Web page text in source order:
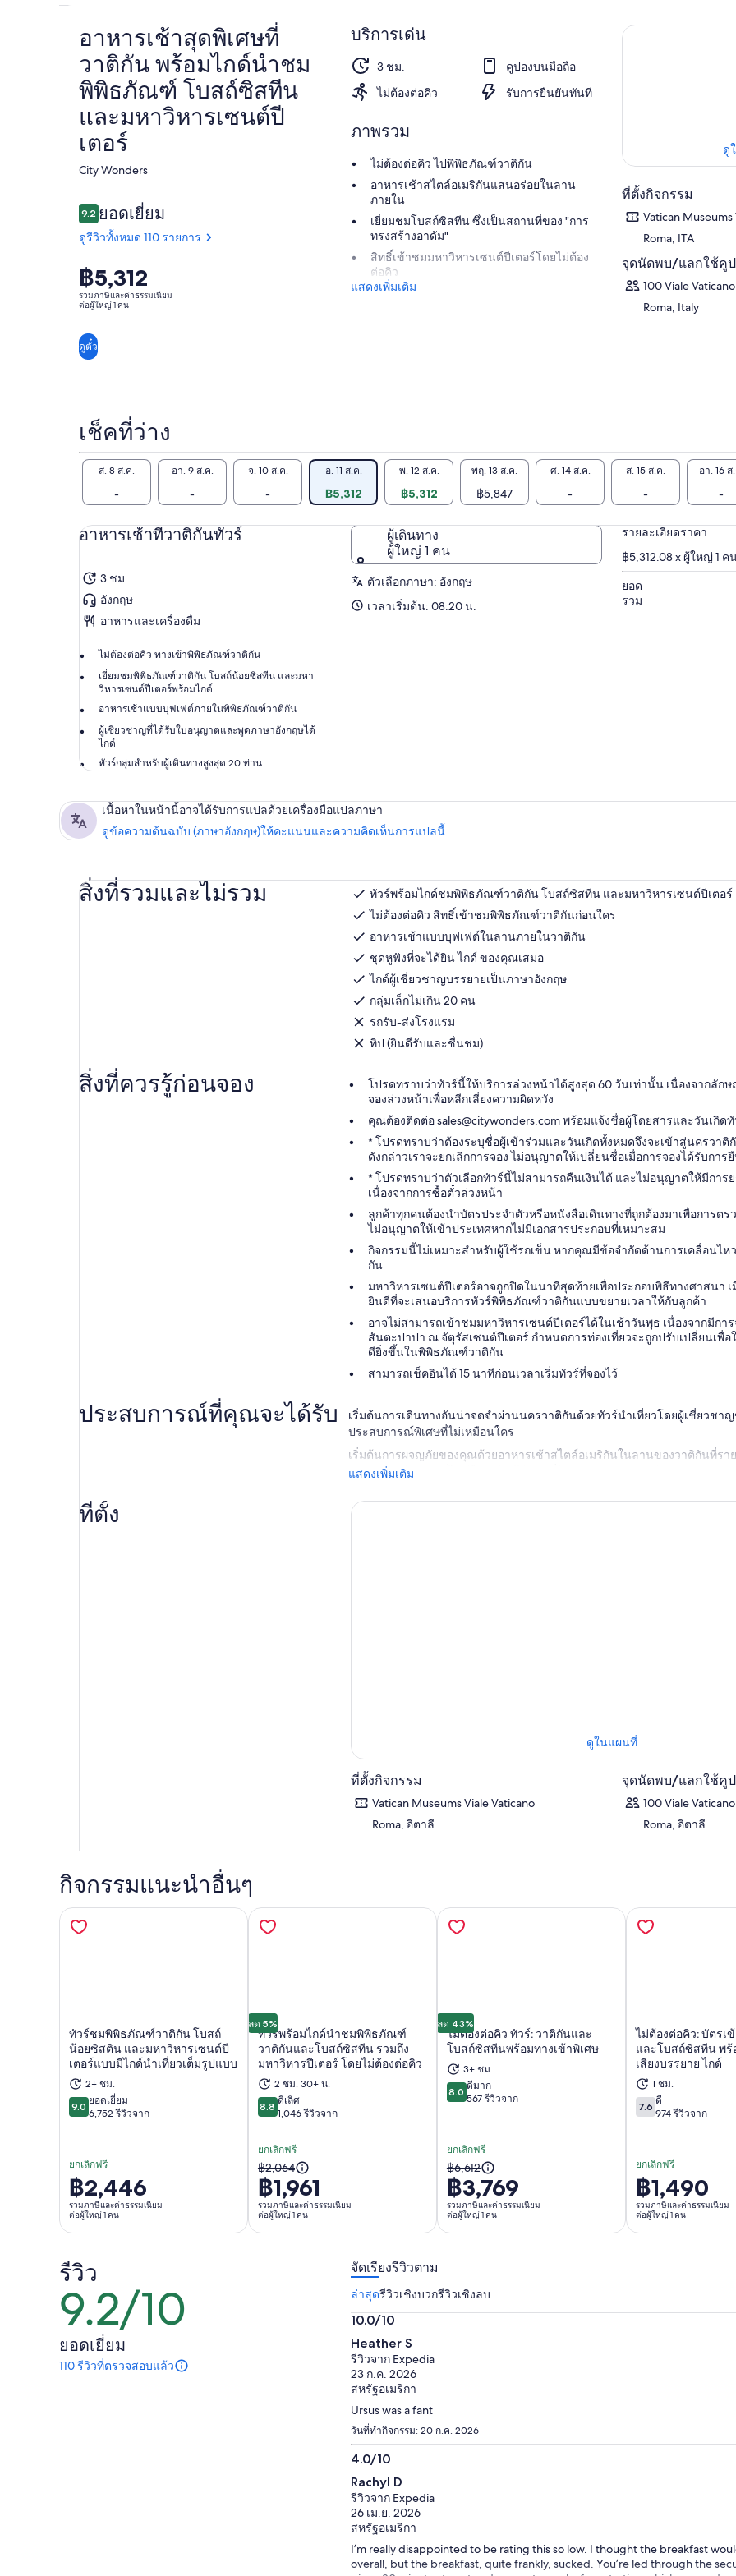
อาหารเช้าสุดพิเศษที่
วาติกัน พร้อมไกด์นำชม
พิพิธภัณฑ์ โบสถ์ซิสทีน
และมหาวิหารเซนต์ปี
เตอร์
City Wonders​
รีวิว
9.29.2 จาก 10
ยอดเยี่ยม
ดูรีวิวทั้งหมด 110 รายการ
9.29.2 จาก 10
ยอด
เยี่ยม
ทั้งหมด
110
รีวิว
ราคา
อยู่
฿5,312
ต่อ
฿5,312
รวมภาษีและค่าธรรมเนียม
ต่อผู้ใหญ่ 1 คน
ดูตั๋ว
บริการเด่น
3 ชม.
คูปองบนมือถือ
ไม่ต้องต่อคิว
รับการยืนยันทันที
ภาพรวม
ไม่ต้องต่อคิว ไปพิพิธภัณฑ์วาติกัน
อาหารเช้าสไตล์อเมริกันแสนอร่อยในลาน
ภายใน
เยี่ยมชมโบสถ์ซิสทีน ซึ่งเป็นสถานที่ของ "การ
ทรงสร้างอาดัม"
สิทธิ์เข้าชมมหาวิหารเซนต์ปีเตอร์โดยไม่ต้อง
ต่อคิว
แสดงเพิ่มเติม
ดู
ที่ตั้งกิจกรรม
Vatican Museums
Roma, ITA
จุดนัดพบ/แลกใช้คู
100 Viale Vaticano
Roma, Italy
เช็คที่ว่าง
ส. 8 ส.ค.
-
อา. 9 ส.ค.
-
จ. 10 ส.ค.
-
อ. 11 ส.ค.
฿5,312
พ. 12 ส.ค.
฿5,312
พฤ. 13 ส.ค.
฿5,847
ศ. 14 ส.ค.
-
ส. 15 ส.ค.
-
อา. 16 ส
-
อาหารเช้าที่วาติกันทัวร์
3 ชม.
อังกฤษ
อาหารและเครื่องดื่ม
ไม่ต้องต่อคิว ทางเข้าพิพิธภัณฑ์วาติกัน
เยี่ยมชมพิพิธภัณฑ์วาติกัน โบสถ์น้อยซิสทีน และมหา
วิหารเซนต์ปีเตอร์พร้อมไกด์
อาหารเช้าแบบบุฟเฟต์ภายในพิพิธภัณฑ์วาติกัน
ผู้เชี่ยวชาญที่ได้รับใบอนุญาตและพูดภาษาอังกฤษได้
ไกด์
ทัวร์กลุ่มสำหรับผู้เดินทางสูงสุด 20 ท่าน
ผู้เดินทาง
ผู้ใหญ่ 1 คน
ตัวเลือกภาษา: อังกฤษ
เวลาเริ่มต้น: 08:20 น.
รายละเอียดราคา
฿5,312.08 x ผู้ใหญ่ 1 ค
ยอด
รวม
เนื้อหาในหน้านี้อาจได้รับการแปลด้วยเครื่องมือแปลภาษา
ดูข้อความต้นฉบับ (ภาษาอังกฤษ)ให้คะแนนและความคิดเห็นการแปลนี้เปิด
ใน
สิ่งที่รวมและไม่รวม
ทัวร์พร้อมไกด์ชมพิพิธภัณฑ์วาติกัน โบสถ์ซิสทีน และมหาวิหารเซนต์ปีเตอร์
ไม่ต้องต่อคิว สิทธิ์เข้าชมพิพิธภัณฑ์วาติกันก่อนใคร
อาหารเช้าแบบบุฟเฟต์ในลานภายในวาติกัน
ชุดหูฟังที่จะได้ยิน ไกด์ ของคุณเสมอ
ไกด์ผู้เชี่ยวชาญบรรยายเป็นภาษาอังกฤษ
กลุ่มเล็กไม่เกิน 20 คน
รถรับ-ส่งโรงแรม
ทิป (ยินดีรับและชื่นชม)
สิ่งที่ควรรู้ก่อนจอง
โปรดทราบว่าทัวร์นี้ให้บริการล่วงหน้าได้สูงสุด 60 วันเท่านั้น เนื่องจากลัก
จองล่วงหน้าเพื่อหลีกเลี่ยงความผิดหวัง
คุณต้องติดต่อ sales@citywonders.com พร้อมแจ้งชื่อผู้โดยสารและวันเกิด
* โปรดทราบว่าต้องระบุชื่อผู้เข้าร่วมและวันเกิดทั้งหมดจึงจะเข้าสู่นครวาติ
ดังกล่าวเราจะยกเลิกการจอง ไม่อนุญาตให้เปลี่ยนชื่อเมื่อการจองได้รับการ
* โปรดทราบว่าตัวเลือกทัวร์นี้ไม่สามารถคืนเงินได้ และไม่อนุญาตให้มีการ
เนื่องจากการซื้อตั๋วล่วงหน้า
ลูกค้าทุกคนต้องนำบัตรประจำตัวหรือหนังสือเดินทางที่ถูกต้องมาเพื่อการต
ไม่อนุญาตให้เข้าประเทศหากไม่มีเอกสารประกอบที่เหมาะสม
กิจกรรมนี้ไม่เหมาะสำหรับผู้ใช้รถเข็น หากคุณมีข้อจำกัดด้านการเคลื่อนไห
กัน
มหาวิหารเซนต์ปีเตอร์อาจถูกปิดในนาทีสุดท้ายเพื่อประกอบพิธีทางศาสนา เ
ยินดีที่จะเสนอบริการทัวร์พิพิธภัณฑ์วาติกันแบบขยายเวลาให้กับลูกค้า
อาจไม่สามารถเข้าชมมหาวิหารเซนต์ปีเตอร์ได้ในเช้าวันพุธ เนื่องจากมีกา
สันตะปาปา ณ จัตุรัสเซนต์ปีเตอร์ กำหนดการท่องเที่ยวจะถูกปรับเปลี่ยนเพื่
ดียิ่งขึ้นในพิพิธภัณฑ์วาติกัน
สามารถเช็คอินได้ 15 นาทีก่อนเวลาเริ่มทัวร์ที่จองไว้
ประสบการณ์ที่คุณจะได้รับ
เริ่มต้นการเดินทางอันน่าจดจำผ่านนครวาติกันด้วยทัวร์นำเที่ยวโดยผู้เชี่ยวชาญ
ประสบการณ์พิเศษที่ไม่เหมือนใคร
เริ่มต้นการผจญภัยของคุณด้วยอาหารเช้าสไตล์อเมริกันในลานของวาติกันที่ร
และความเงียบสงบที่ไม่มีใครเทียบได้ก่อนที่ผู้คนจำนวนมากจะเข้ามา
แสดงคอลเลกชันงานศิลปะอายุหลายศตวรรษและสิ่งมหัศจรรย์ทางโบราณคดี
แสดงเพิ่มเติม
ที่ตั้ง
ดูในแผนที่
ที่ตั้งกิจกรรม
Vatican Museums Viale Vaticano
Roma, อิตาลี
จุดนัดพบ/แลกใช้คู
100 Viale Vaticano
Roma, อิตาลี
กิจกรรมแนะนำอื่นๆ
ทัวร์ชมพิพิธภัณฑ์วาติกัน โบสถ์
น้อยซิสติน และมหาวิหารเซนต์ปี
เตอร์แบบมีไกด์นำเที่ยวเต็มรูปแบบ
2+ ชม.
9.09.0 จาก 10
ยอดเยี่ยม
6,752 รีวิวจาก
ยกเลิกฟรี
ราคา
อยู่
ต่อ
ผู้ใหญ่
1
คน
฿2,446
รวมภาษีและค่าธรรมเนียม
ต่อผู้ใหญ่ 1 คน
ลด 5%
ทัวร์พร้อมไกด์นำชมพิพิธภัณฑ์
วาติกันและโบสถ์ซิสทีน รวมถึง
มหาวิหารปีเตอร์ โดยไม่ต้องต่อคิว
2 ชม. 30+ น.
8.88.8 จาก 10
ดีเลิศ
1,046 รีวิวจาก
ยกเลิกฟรี
ราคา
เดิม
คือ
฿2,064
฿2,064
฿1,961
รวมภาษีและค่าธรรมเนียม
ต่อผู้ใหญ่ 1 คน
ลด 43%
ไม่ต้องต่อคิว ทัวร์: วาติกันและ
โบสถ์ซิสทีนพร้อมทางเข้าพิเศษ
3+ ชม.
8.08.0 จาก 10
ดีมาก
567 รีวิวจาก
ยกเลิกฟรี
ราคา
เดิม
คือ
฿6,612
ปัจจุบัน
คือ
฿6,612
฿3,769
รวมภาษีและค่าธรรมเนียม
ต่อผู้ใหญ่ 1 คน
ไม่ต้องต่อคิว: บัตรเ
และโบสถ์ซิสทีน พร้
เสียงบรรยาย ไกด์
1 ชม.
7.67.6 จาก 10
ดี
974 รีวิวจาก
ยกเลิกฟรี
ราคา
อยู่
฿1,490
รวมภาษีและค่าธรรมเนียม
ต่อผู้ใหญ่ 1 คน
รีวิว
9.2/10
9.2
จาก
ยอดเยี่ยม
110 รีวิวที่ตรวจสอบแล้ว
มี
จัดเรียงรีวิวตาม
ล่าสุดรีวิวเชิงบวกรีวิวเชิงลบ
10.0/10
10.0
จาก
10
Heather S
รีวิวจาก Expedia
23 ก.ค. 2026
สหรัฐอเมริกา
Ursus was a fant
วันที่ทำกิจกรรม: 20 ก.ค. 2026
4.0/10
4.0
จาก
10
Rachyl D
รีวิวจาก Expedia
26 เม.ย. 2026
สหรัฐอเมริกา
I’m really disappointed to be rating this so low. I thought the breakfast
overall, but the breakfast, quite frankly, sucked. You’re led through the